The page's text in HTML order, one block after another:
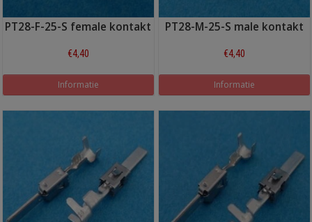
PT28-F-25-S female kontakt
€4,40
Informatie
PT28-M-25-S male kontakt
€4,40
Informatie